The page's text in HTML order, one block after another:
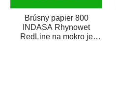
Brúsny papier 800
INDASA Rhynowet
RedLine na mokro je